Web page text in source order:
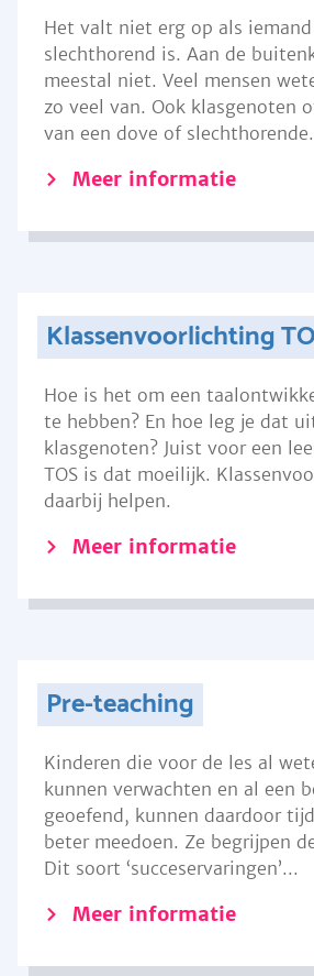
Het valt niet erg op als
slechthorend is. Aan de
meestal niet. Veel mensen
zo veel van. Ook klasgenoten
van een dove of
Meer informatie
Klassenvoorlichting
Hoe is het om een
te hebben? En hoe leg je dat
klasgenoten? Juist voor een
TOS is dat moeilijk.
daarbij helpen.
Meer informatie
Pre-teaching
Kinderen die voor de les al
kunnen verwachten en al een
geoefend, kunnen daardoor
beter meedoen. Ze begrijpen
Dit soort ‘succeservaringen’...
Meer informatie